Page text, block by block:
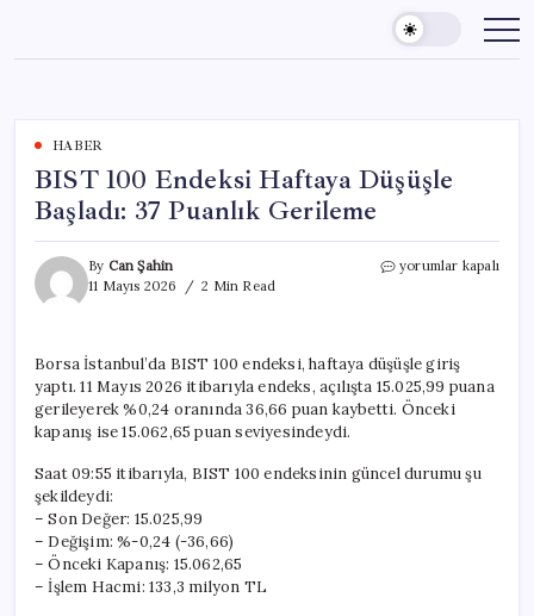
content
HABER
BIST 100 Endeksi Haftaya Düşüşle
Başladı: 37 Puanlık Gerileme
By Can Şahin
11 Mayıs 2026
2 Min Read
BIST
Başladı:
37
Puanlık
yorumlar kapalı
Borsa İstanbul’da BIST 100 endeksi, haftaya düşüşle giriş
yaptı. 11 Mayıs 2026 itibarıyla endeks, açılışta 15.025,99 puana
gerileyerek %0,24 oranında 36,66 puan kaybetti. Önceki
kapanış ise 15.062,65 puan seviyesindeydi.
Saat 09:55 itibarıyla, BIST 100 endeksinin güncel durumu şu
şekildeydi:
– Son Değer: 15.025,99
– Değişim: %-0,24 (-36,66)
– Önceki Kapanış: 15.062,65
– İşlem Hacmi: 133,3 milyon TL